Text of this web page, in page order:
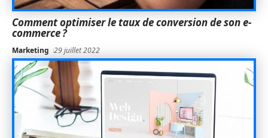
Comment optimiser le taux de conversion de son e-
commerce ?
Marketing 29 juillet 2022